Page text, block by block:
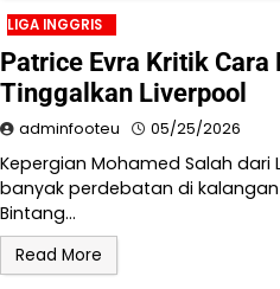
LIGA INGGRIS
Patrice Evra Kritik Cara
Tinggalkan Liverpool
adminfooteu 05/25/2026
Kepergian Mohamed Salah
banyak perdebatan di
Bintang…
Read More